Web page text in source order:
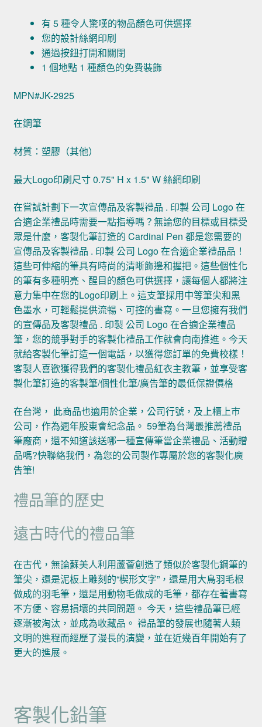
有 5 種令人驚嘆的物品顏色可供選擇
您的設計絲網印刷
通過按鈕打開和關閉
1 個地點 1 種顏色的免費裝飾
MPN#JK-2925
在鋼筆
材質：塑膠（其他）
最大Logo印刷尺寸 0.75" H x 1.5" W 絲網印刷
在嘗試計劃下一次宣傳品及客製禮品 . 印製 公司 Logo 在
合適企業禮品時需要一點指導嗎？無論您的目標或目標受
眾是什麼，客製化筆訂造的 Cardinal Pen 都是您需要的
宣傳品及客製禮品 . 印製 公司 Logo 在合適企業禮品品！
這些可伸縮的筆具有時尚的清晰飾邊和握把。這些個性化
的筆有多種明亮、醒目的顏色可供選擇，讓每個人都將注
意力集中在您的Logo印刷上。這支筆採用中等筆尖和黑
色墨水，可輕鬆提供流暢、可控的書寫。一旦您擁有我們
的宣傳品及客製禮品 . 印製 公司 Logo 在合適企業禮品
筆，您的競爭對手的客製化禮品工作就會向南推進。今天
就給客製化筆訂造一個電話，以獲得您訂單的免費校樣！
客製人喜歡獲得我們的客製化禮品紅衣主教筆，並享受客
製化筆訂造的客製筆/個性化筆/廣告筆的最低保證價格
在台灣， 此商品也適用於企業，公司行號，及上櫃上巿
公司，作為週年股東會紀念品。 59筆為台灣最推薦禮品
筆廠商，還不知道該送哪一種宣傳筆當企業禮品、活動贈
品嗎?快聯絡我們，為您的公司製作專屬於您的客製化廣
告筆!
禮品筆的歷史
遠古時代的禮品筆
在古代，無論蘇美人利用蘆薈創造了類似於客製化鋼筆的
筆尖，還是泥板上雕刻的“楔形文字”，還是用大鳥羽毛根
做成的羽毛筆，還是用動物毛做成的毛筆，都存在著書寫
不方便、容易損壞的共同問題。 今天，這些禮品筆已經
逐漸被淘汰，並成為收藏品。 禮品筆的發展也隨著人類
文明的進程而經歷了漫長的演變，並在近幾百年開始有了
更大的進展。
客製化鉛筆